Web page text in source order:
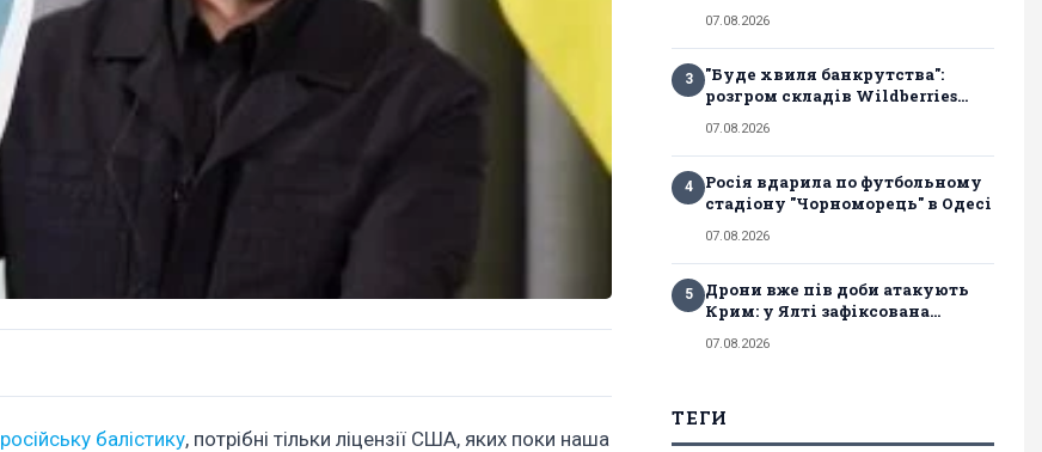
російську балістику, потрібні тільки ліцензії США, яких поки наша
07.08.2026
3
"Буде хвиля банкрутства":
розгром складів Wildberries...
07.08.2026
4
Росія вдарила по футбольному
стадіону "Чорноморець" в Одесі
07.08.2026
5
Дрони вже пів доби атакують
Крим: у Ялті зафіксована...
07.08.2026
ТЕГИ